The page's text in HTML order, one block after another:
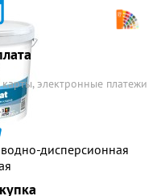
дисперсионная
электронные платежи